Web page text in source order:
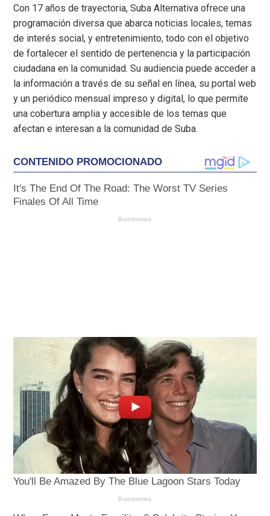
Con 17 años de trayectoria, Suba Alternativa ofrece una
programación diversa que abarca noticias locales, temas
de interés social, y entretenimiento, todo con el objetivo
de fortalecer el sentido de pertenencia y la participación
ciudadana en la comunidad. Su audiencia puede acceder a
la información a través de su señal en línea, su portal web
y un periódico mensual impreso y digital, lo que permite
una cobertura amplia y accesible de los temas que
afectan e interesan a la comunidad de Suba.